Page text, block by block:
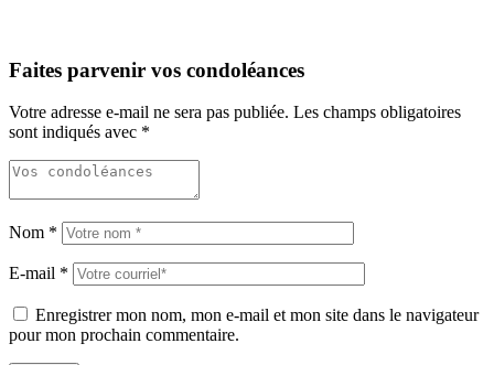
Faites parvenir vos condoléances
Votre adresse e-mail ne sera pas publiée. Les champs obligatoires
sont indiqués avec *
Nom *
E-mail *
Enregistrer mon nom, mon e-mail et mon site dans le navigateur
pour mon prochain commentaire.